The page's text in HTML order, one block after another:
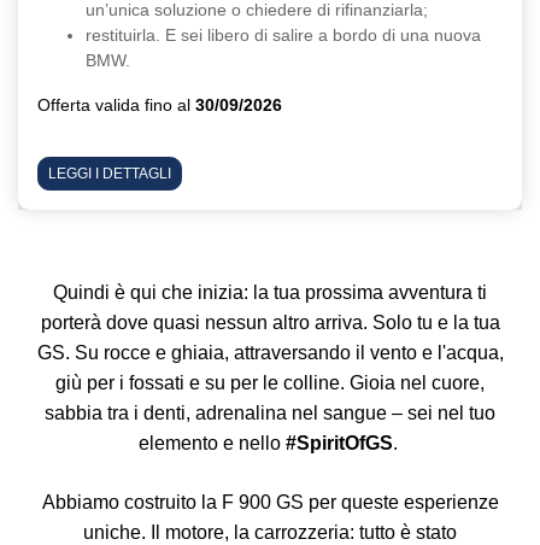
un’unica soluzione o chiedere di rifinanziarla;
restituirla. E sei libero di salire a bordo di una nuova
BMW.
Offerta valida fino al 30/09/2026
LEGGI I DETTAGLI
Quindi è qui che inizia: la tua prossima avventura ti
porterà dove quasi nessun altro arriva. Solo tu e la tua
GS. Su rocce e ghiaia, attraversando il vento e l'acqua,
giù per i fossati e su per le colline. Gioia nel cuore,
sabbia tra i denti, adrenalina nel sangue – sei nel tuo
elemento e nello #SpiritOfGS.
Abbiamo costruito la F 900 GS per queste esperienze
uniche. Il motore, la carrozzeria: tutto è stato